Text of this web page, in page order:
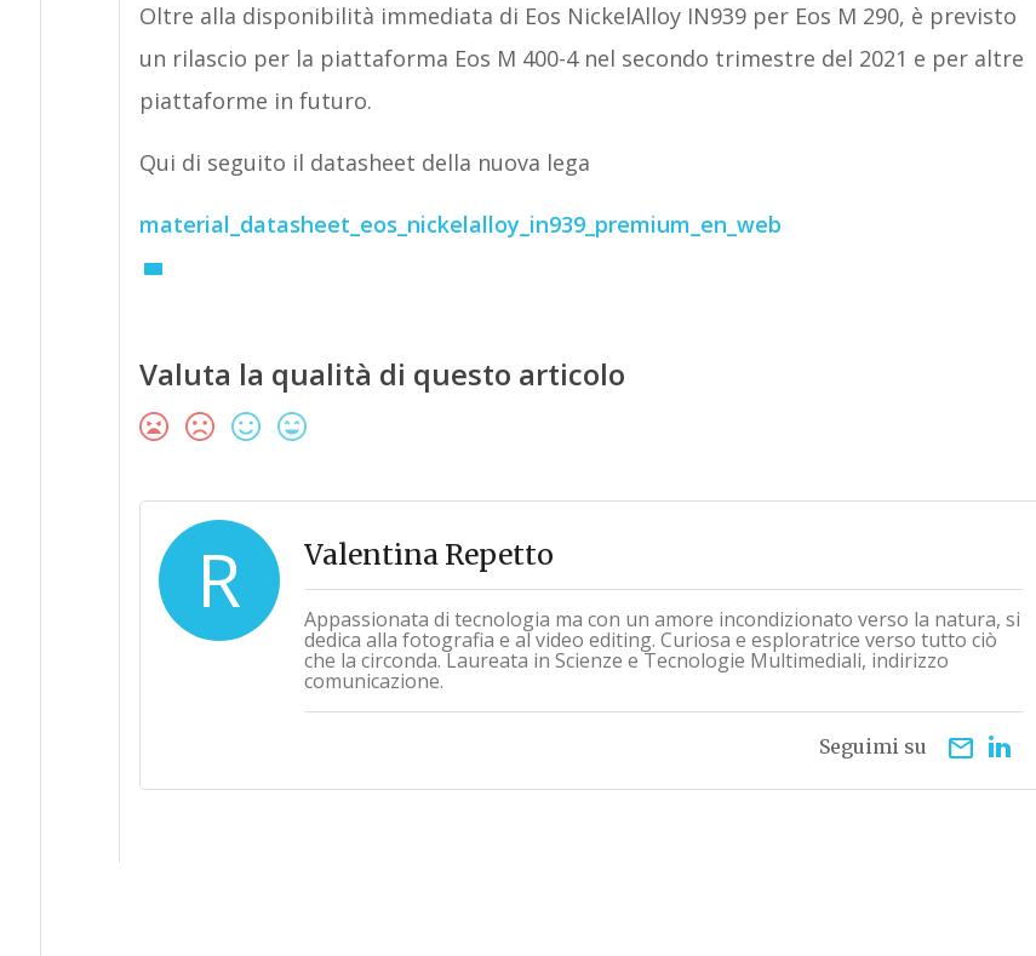
Oltre alla disponibilità immediata di Eos NickelAlloy IN939 per Eos M 290, è previsto
un rilascio per la piattaforma Eos M 400-4 nel secondo trimestre del 2021 e per altre
piattaforme in futuro.
Qui di seguito il datasheet della nuova lega
material_datasheet_eos_nickelalloy_in939_premium_en_web
Valuta la qualità di questo articolo
R Valentina Repetto
Appassionata di tecnologia ma con un amore incondizionato verso la natura, si
dedica alla fotografia e al video editing. Curiosa e esploratrice verso tutto ciò
che la circonda. Laureata in Scienze e Tecnologie Multimediali, indirizzo
comunicazione.
email
Seguimi su